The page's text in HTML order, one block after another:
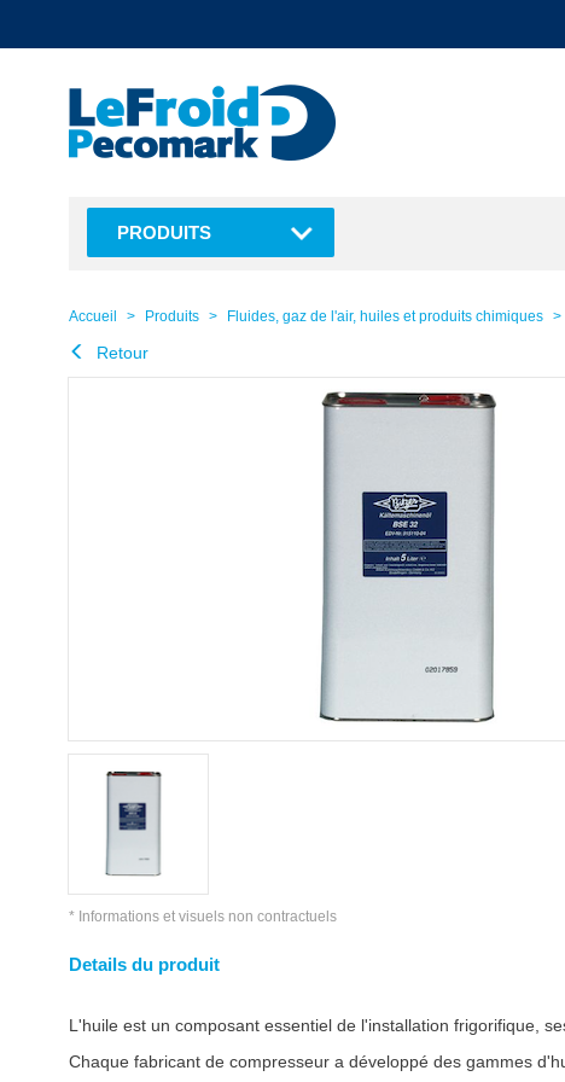
PRODUITS
Accueil Produits Fluides, gaz de l'air, huiles et produits chimiques
Retour
* Informations et visuels non contractuels
Details du produit
L'huile est un composant essentiel de l'installation frigorifique,
Chaque fabricant de compresseur a développé des gammes